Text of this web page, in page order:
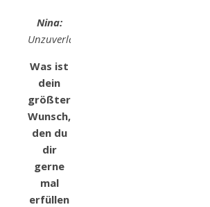
Nina:
Unzuverlässigkeit
Was ist
dein
größter
Wunsch,
den du
dir
gerne
mal
erfüllen